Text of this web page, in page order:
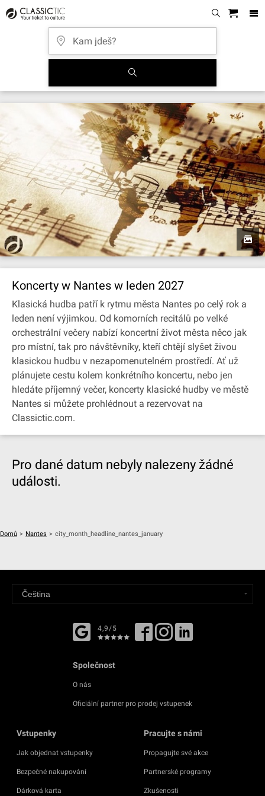
Koncerty w Nantes w leden 2027
Klasická hudba patří k rytmu města Nantes po celý rok a
leden není výjimkou. Od komorních recitálů po velké
orchestrální večery nabízí koncertní život města něco jak
pro místní, tak pro návštěvníky, kteří chtějí slyšet živou
klasickou hudbu v nezapomenutelném prostředí. Ať už
plánujete cestu kolem konkrétního koncertu, nebo jen
hledáte příjemný večer, koncerty klasické hudby ve městě
Nantes si můžete prohlédnout a rezervovat na
Classictic.com.
Pro dané datum nebyly nalezeny žádné
události.
Domů > Nantes > city_month_headline_nantes_january
4,9/5
Společnost
O nás
Oficiální partner pro prodej vstupenek
Vstupenky
Jak objednat vstupenky
Bezpečné nakupování
Dárková karta
Pracujte s námi
Propagujte své akce
Partnerské programy
Zkušenosti